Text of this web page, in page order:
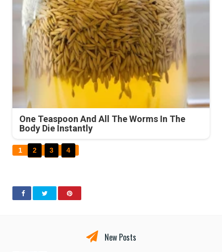
One Teaspoon And All The Worms In The
Body Die Instantly
1 2 3 4
New Posts